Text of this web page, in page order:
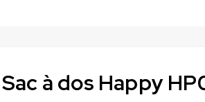
Sac à dos Happy